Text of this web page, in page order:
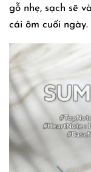
gỗ nhẹ, sạch sẽ
cái ôm cuối ngày.